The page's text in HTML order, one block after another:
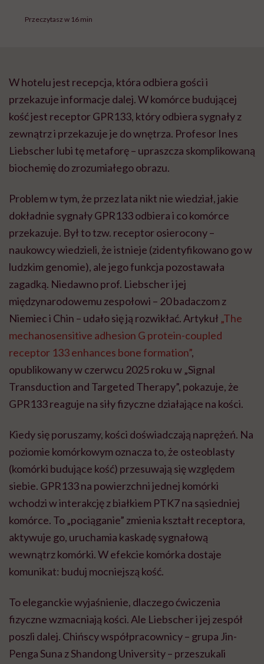
Przeczytasz w 16 min
W hotelu jest recepcja, która odbiera gości i
przekazuje informacje dalej. W komórce budującej
kość jest receptor GPR133, który odbiera sygnały z
zewnątrz i przekazuje je do wnętrza. Profesor Ines
Liebscher lubi tę metaforę – upraszcza skomplikowaną
biochemię do zrozumiałego obrazu.
Problem w tym, że przez lata nikt nie wiedział, jakie
dokładnie sygnały GPR133 odbiera i co komórce
przekazuje. Był to tzw. receptor osierocony –
naukowcy wiedzieli, że istnieje (zidentyfikowano go w
ludzkim genomie), ale jego funkcja pozostawała
zagadką. Niedawno prof. Liebscher i jej
międzynarodowemu zespołowi – 20 badaczom z
Niemiec i Chin – udało się ją rozwikłać. Artykuł „The
mechanosensitive adhesion G protein-coupled
receptor 133 enhances bone formation”,
opublikowany w czerwcu 2025 roku w „Signal
Transduction and Targeted Therapy”, pokazuje, że
GPR133 reaguje na siły fizyczne działające na kości.
Kiedy się poruszamy, kości doświadczają naprężeń. Na
poziomie komórkowym oznacza to, że osteoblasty
(komórki budujące kość) przesuwają się względem
siebie. GPR133 na powierzchni jednej komórki
wchodzi w interakcję z białkiem PTK7 na sąsiedniej
komórce. To „pociąganie” zmienia kształt receptora,
aktywuje go, uruchamia kaskadę sygnałową
wewnątrz komórki. W efekcie komórka dostaje
komunikat: buduj mocniejszą kość.
To eleganckie wyjaśnienie, dlaczego ćwiczenia
fizyczne wzmacniają kości. Ale Liebscher i jej zespół
poszli dalej. Chińscy współpracownicy – grupa Jin-
Penga Suna z Shandong University – przeszukali